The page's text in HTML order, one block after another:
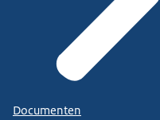
Documenten